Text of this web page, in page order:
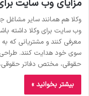
مزایای وب سایت
وکلا هم همانند سایر مشاغل
وب سایت برای وکلا داشته
معرفی کنند و مشتریانی که
سوی خود هدایت کنند. طراحی
حقوقی، مختص دفاتر
بیشتر بخوانید »